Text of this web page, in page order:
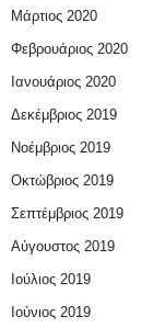
Μάρτιος 2020
Φεβρουάριος 2020
Ιανουάριος 2020
Δεκέμβριος 2019
Νοέμβριος 2019
Οκτώβριος 2019
Σεπτέμβριος 2019
Αύγουστος 2019
Ιούλιος 2019
Ιούνιος 2019